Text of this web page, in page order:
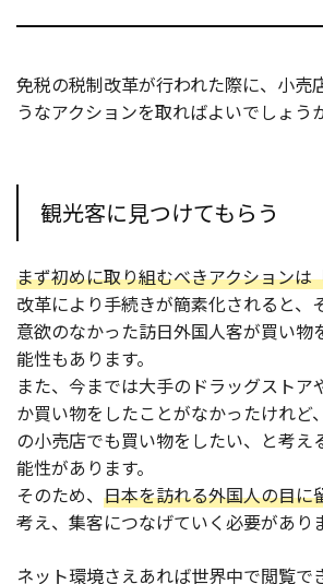
免税の税制改革が行われた際に、小売
うなアクションを取ればよいでしょう
観光客に見つけてもらう
まず初めに取り組むべきアクションは
改革により手続きが簡素化されると、
意欲のなかった訪日外国人客が買い物
能性もあります。
また、今までは大手のドラッグストア
か買い物をしたことがなかったけれど
の小売店でも買い物をしたい、と考え
能性があります。
そのため、 日本を訪れる外国人の目に
考え、集客につなげていく必要があり
ネット環境さえあれば世界中で閲覧で